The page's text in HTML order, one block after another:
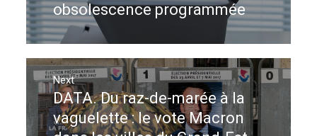
obsolescence programmée
Next
Next
post:
DATA. Du raz-de-marée à la
vaguelette : le vote Macron